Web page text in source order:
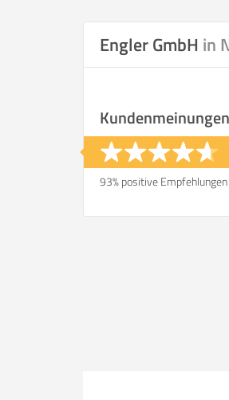
Helfer .
Engler GmbH in
Kundenmeinungen
93% positive